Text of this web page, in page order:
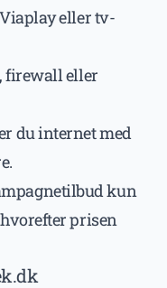
eller tv-
eller
du internet med
kun
prisen